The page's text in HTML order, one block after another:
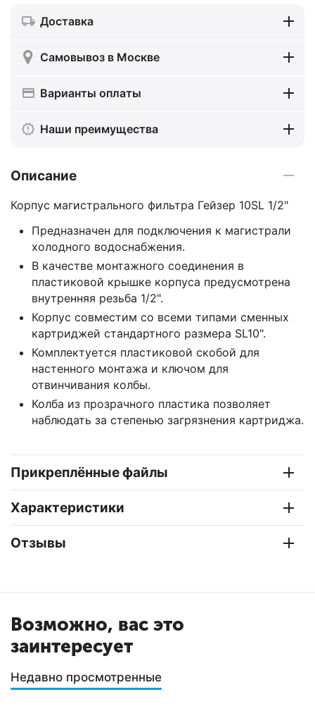
Доставка
Самовывоз в Москве
Варианты оплаты
Наши преимущества
Описание
Корпус магистрального фильтра Гейзер 10SL 1/2"
Предназначен для подключения к магистрали
холодного водоснабжения.
В качестве монтажного соединения в
пластиковой крышке корпуса предусмотрена
внутренняя резьба 1/2".
Корпус совместим со всеми типами сменных
картриджей стандартного размера SL10".
Комплектуется пластиковой скобой для
настенного монтажа и ключом для
отвинчивания колбы.
Колба из прозрачного пластика позволяет
наблюдать за степенью загрязнения картриджа.
Прикреплённые файлы
Характеристики
Отзывы
Возможно, вас это
заинтересует
Недавно просмотренные